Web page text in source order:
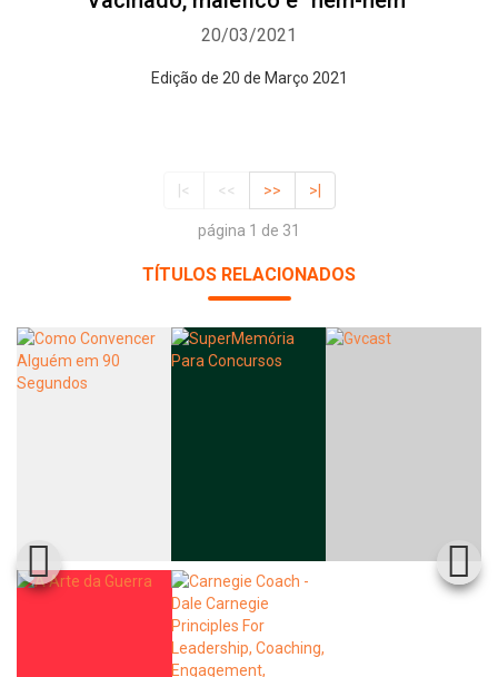
20/03/2021
Edição de 20 de Março 2021
|< << >> >|
página 1 de 31
TÍTULOS RELACIONADOS